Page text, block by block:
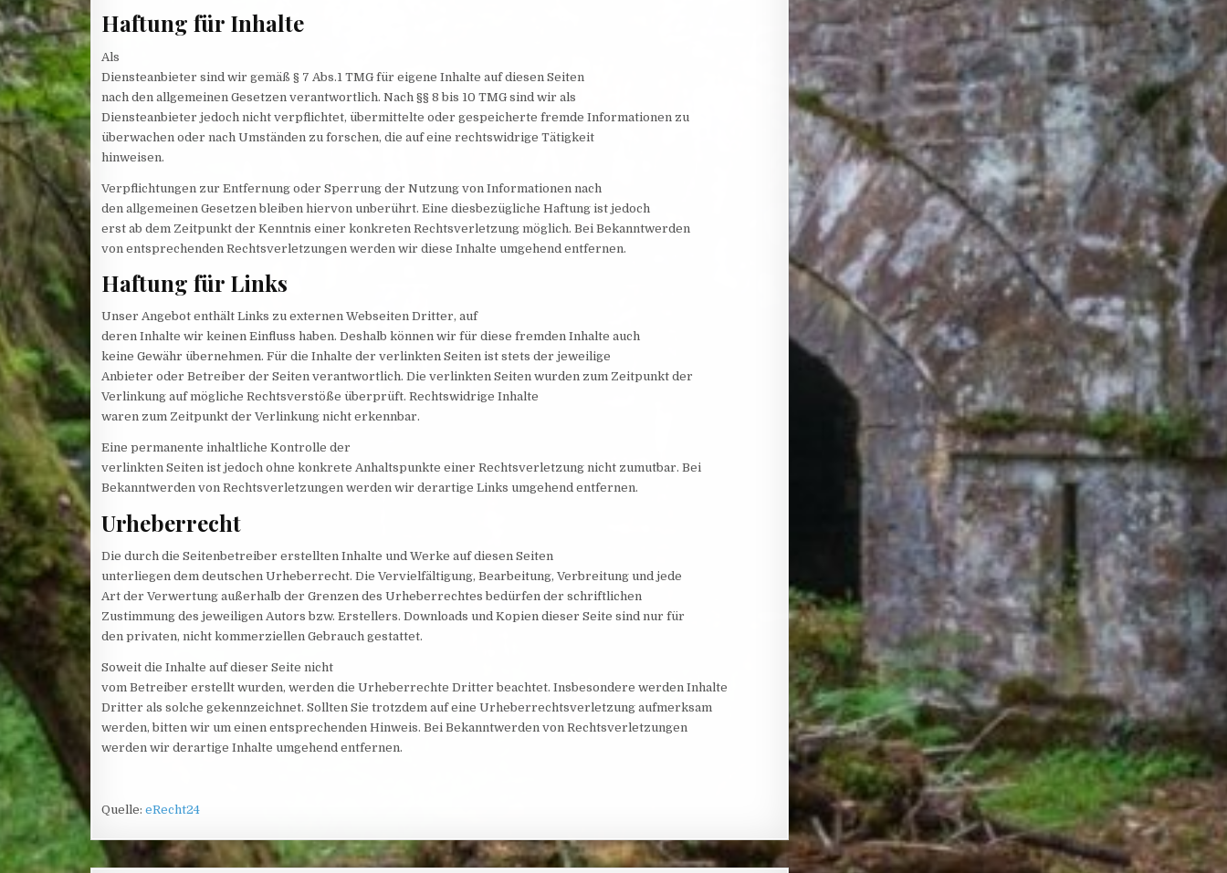
Haftung für Inhalte
Als
Diensteanbieter sind wir gemäß § 7 Abs.1 TMG für eigene Inhalte auf diesen Seiten
nach den allgemeinen Gesetzen verantwortlich. Nach §§ 8 bis 10 TMG sind wir als
Diensteanbieter jedoch nicht verpflichtet, übermittelte oder gespeicherte fremde Informationen zu
überwachen oder nach Umständen zu forschen, die auf eine rechtswidrige Tätigkeit
hinweisen.
Verpflichtungen zur Entfernung oder Sperrung der Nutzung von Informationen nach
den allgemeinen Gesetzen bleiben hiervon unberührt. Eine diesbezügliche Haftung ist jedoch
erst ab dem Zeitpunkt der Kenntnis einer konkreten Rechtsverletzung möglich. Bei Bekanntwerden
von entsprechenden Rechtsverletzungen werden wir diese Inhalte umgehend entfernen.
Haftung für Links
Unser Angebot enthält Links zu externen Webseiten Dritter, auf
deren Inhalte wir keinen Einfluss haben. Deshalb können wir für diese fremden Inhalte auch
keine Gewähr übernehmen. Für die Inhalte der verlinkten Seiten ist stets der jeweilige
Anbieter oder Betreiber der Seiten verantwortlich. Die verlinkten Seiten wurden zum Zeitpunkt der
Verlinkung auf mögliche Rechtsverstöße überprüft. Rechtswidrige Inhalte
waren zum Zeitpunkt der Verlinkung nicht erkennbar.
Eine permanente inhaltliche Kontrolle der
verlinkten Seiten ist jedoch ohne konkrete Anhaltspunkte einer Rechtsverletzung nicht zumutbar. Bei
Bekanntwerden von Rechtsverletzungen werden wir derartige Links umgehend entfernen.
Urheberrecht
Die durch die Seitenbetreiber erstellten Inhalte und Werke auf diesen Seiten
unterliegen dem deutschen Urheberrecht. Die Vervielfältigung, Bearbeitung, Verbreitung und jede
Art der Verwertung außerhalb der Grenzen des Urheberrechtes bedürfen der schriftlichen
Zustimmung des jeweiligen Autors bzw. Erstellers. Downloads und Kopien dieser Seite sind nur für
den privaten, nicht kommerziellen Gebrauch gestattet.
Soweit die Inhalte auf dieser Seite nicht
vom Betreiber erstellt wurden, werden die Urheberrechte Dritter beachtet. Insbesondere werden Inhalte
Dritter als solche gekennzeichnet. Sollten Sie trotzdem auf eine Urheberrechtsverletzung aufmerksam
werden, bitten wir um einen entsprechenden Hinweis. Bei Bekanntwerden von Rechtsverletzungen
werden wir derartige Inhalte umgehend entfernen.
Quelle: eRecht24